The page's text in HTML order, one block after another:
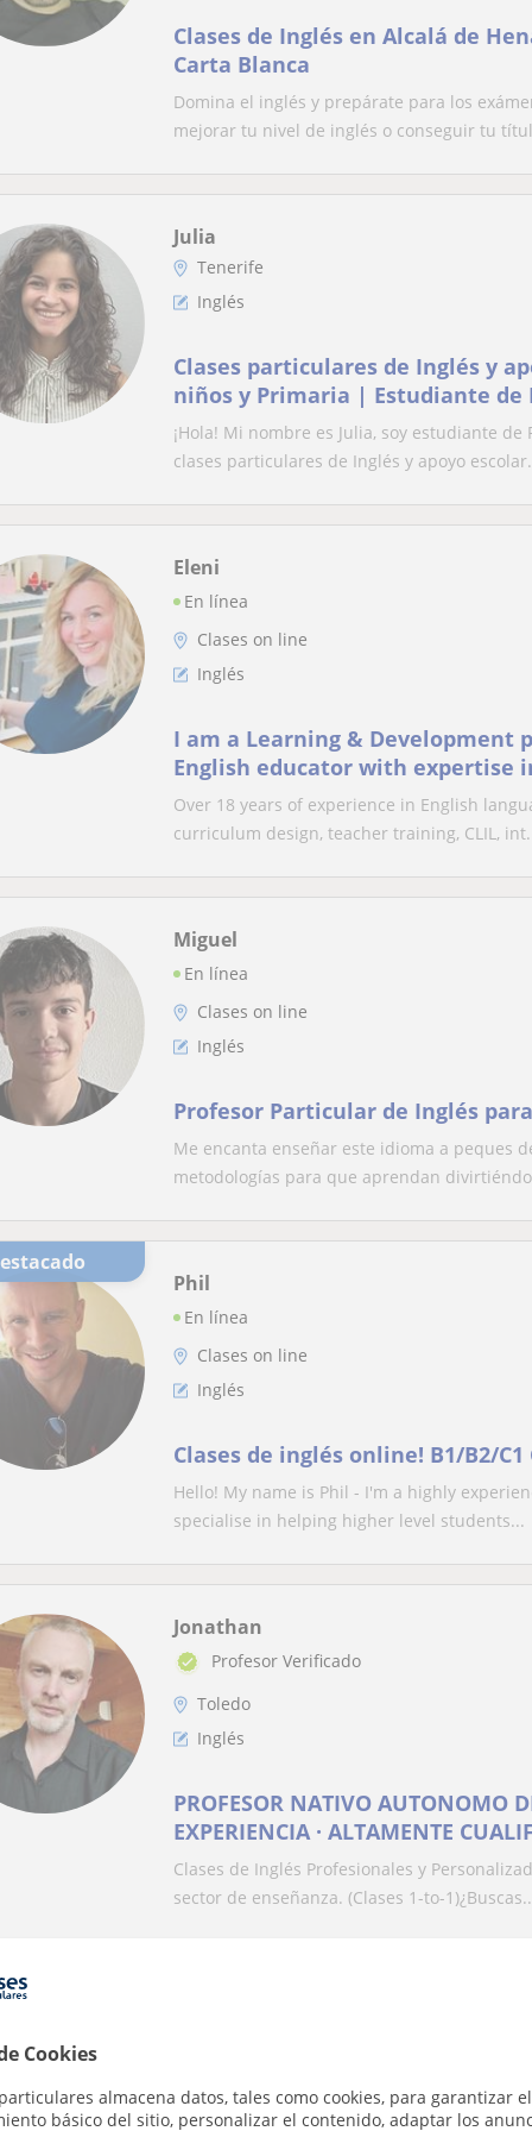
Cookies
almacena datos, tales como cookies, para garantizar el
básico del sitio, personalizar el contenido, adaptar los
Clases de Inglés en Alcalá de
Carta Blanca
Domina el inglés y prepárate para los
mejorar tu nivel de inglés o conseguir tu
Julia
Tenerife
Inglés
Clases particulares de Inglés y
niños y Primaria | Estudiante de
¡Hola! Mi nombre es Julia, soy estudiante
clases particulares de Inglés y apoyo
Eleni
En línea
Clases on line
Inglés
I am a Learning & Development
English educator with expertise
education, CLIL, and digital
Over 18 years of experience in English
curriculum design, teacher training, CLIL,
Miguel
En línea
Clases on line
Inglés
Profesor Particular de Inglés
Me encanta enseñar este idioma a peques
metodologías para que aprendan
Destacado
Phil
En línea
Clases on line
Inglés
Clases de inglés online! B1/B2/
Hello! My name is Phil - I'm a highly
specialise in helping higher level students...
Jonathan
Profesor Verificado
Toledo
Inglés
PROFESOR NATIVO AUTONOMO
EXPERIENCIA · ALTAMENTE
EN LITERATURA INGLESA ·
Clases de Inglés Profesionales y
sector de enseñanza. (Clases 1-to-
Inglés